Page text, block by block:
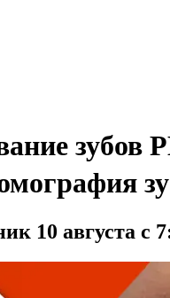
зубов
10 августа с